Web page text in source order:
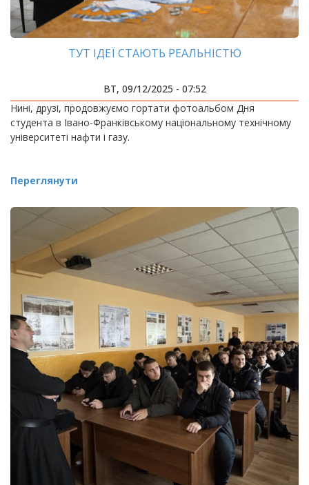
ТУТ ІДЕЇ СТАЮТЬ РЕАЛЬНІСТЮ
ВТ, 09/12/2025 - 07:52
Нині, друзі, продовжуємо гортати фотоальбом Дня
студента в Івано-Франківському національному технічному
університеті нафти і газу.
Переглянути